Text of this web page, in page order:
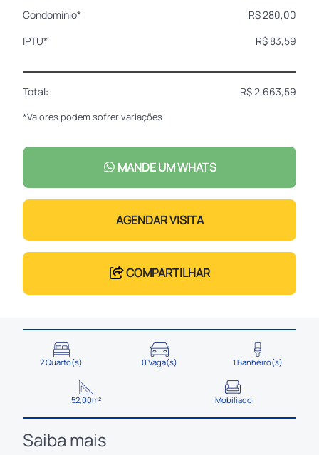
Condomínio*
R$ 280,00
IPTU*
R$ 83,59
Total: R$ 2.663,59
*Valores podem sofrer variações
MANDE UM WHATS
AGENDAR VISITA
COMPARTILHAR
2 Quarto(s) 0 Vaga(s) 1 Banheiro(s)
52,00m² Mobiliado
Saiba mais